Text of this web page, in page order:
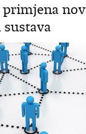
primjena